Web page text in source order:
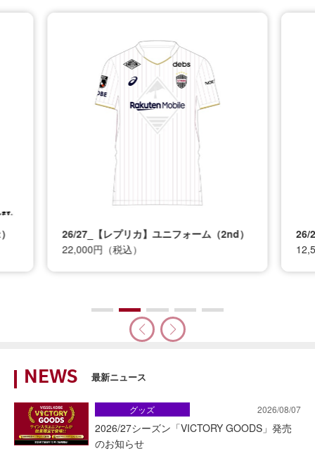
26/27_【レプリカ】ユニフォーム（2nd）
22,000円（税込）
26/
NEWS 最新ニュース
2026/08/07
2026/27シーズン「VICTORY GOODS」発売
のお知らせ
グッズ